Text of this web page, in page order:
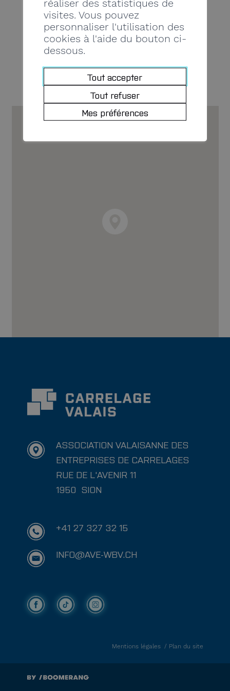
www.loucarrelage.ch
ASSOCIATION VALAISANNE DES
ENTREPRISES DE CARRELAGES
RUE DE L'AVENIR 11
1950 SION
+41 27 327 32 15
INFO@AVE-WBV.CH
Mentions légales Plan du site
réaliser des statistiques de
visites. Vous pouvez
personnaliser l'utilisation des
cookies à l'aide du bouton ci-
dessous.
Tout accepter
Tout refuser
Mes préférences